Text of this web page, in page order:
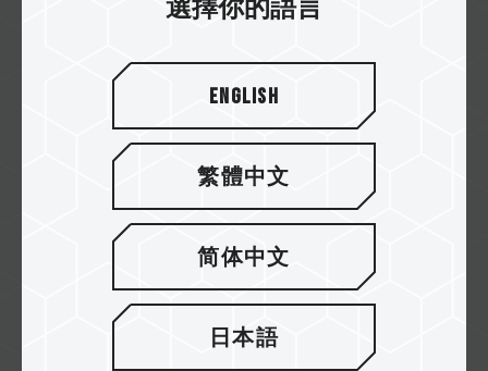
#Model T USB 3.2 Gen1 FLASH DRIVE BLACK
選擇你的語言
English
繁體中文
简体中文
日本語